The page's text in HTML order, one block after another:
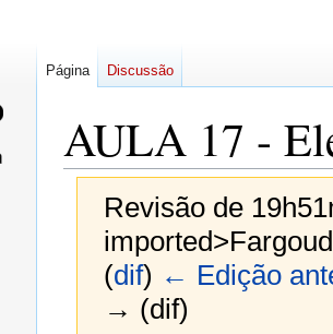
AULA 17 -
Revisão de
imported>Fargoud
(dif) ← Edição
→ (dif)
Página Discussão